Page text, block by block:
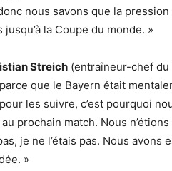
nous savons que la
la Coupe du monde. »
Streich (entraîneur-chef du
que le Bayern était
les suivre, c’est pourquoi
prochain match. Nous
je ne l’étais pas. Nous avons
»